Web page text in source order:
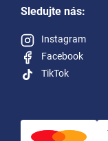
Sledujte nás:
Instagram
Facebook
TikTok